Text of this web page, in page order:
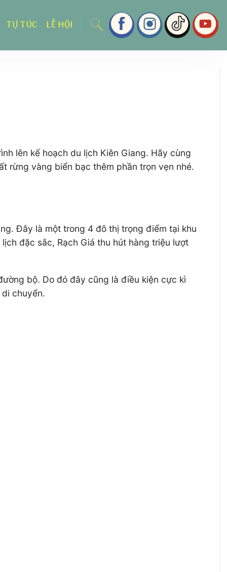
TỰ TÚC LỄ HỘI
lên kế hoạch du lịch Kiên Giang. Hãy cùng
rừng vàng biển bạc thêm phần trọn vẹn nhé.
Đây là một trong 4 đô thị trọng điểm tại khu
đặc sắc, Rạch Giá thu hút hàng triệu lượt
bộ. Do đó đây cũng là điều kiện cực kì
chuyển.